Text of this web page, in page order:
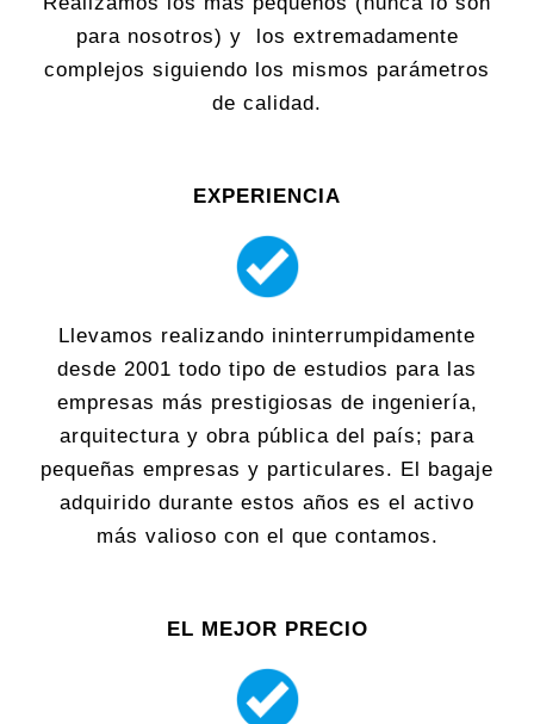
para nosotros) y los extremadamente
complejos siguiendo los mismos parámetros
de calidad.
EXPERIENCIA
Llevamos realizando ininterrumpidamente
desde 2001 todo tipo de estudios para las
empresas más prestigiosas de ingeniería,
arquitectura y obra pública del país; para
pequeñas empresas y particulares. El bagaje
adquirido durante estos años es el activo
más valioso con el que contamos.
EL MEJOR PRECIO